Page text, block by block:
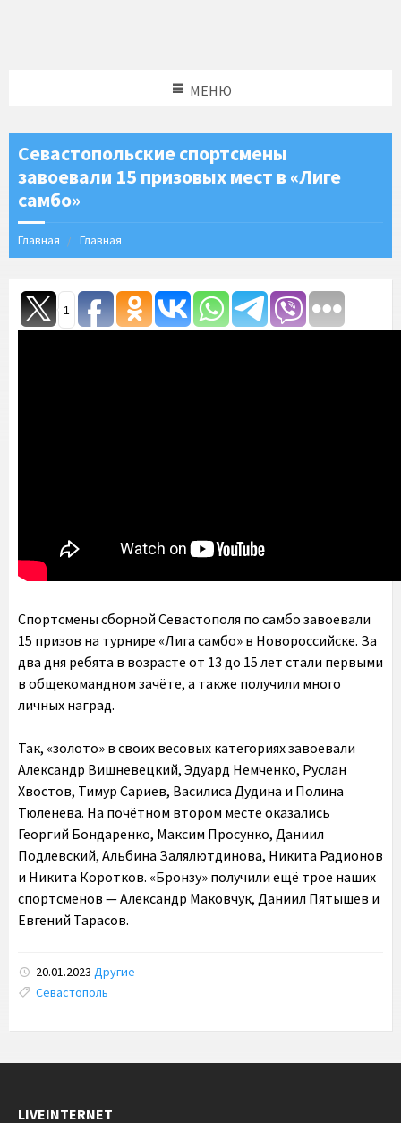
МЕНЮ
Севастопольские спортсмены
завоевали 15 призовых мест в «Лиге
самбо»
Главная Главная
1
Спортсмены сборной Севастополя по самбо завоевали
15 призов на турнире «Лига самбо» в Новороссийске. За
два дня ребята в возрасте от 13 до 15 лет стали первыми
в общекомандном зачёте, а также получили много
личных наград.
Так, «золото» в своих весовых категориях завоевали
Александр Вишневецкий, Эдуард Немченко, Руслан
Хвостов, Тимур Сариев, Василиса Дудина и Полина
Тюленева. На почётном втором месте оказались
Георгий Бондаренко, Максим Просунко, Даниил
Подлевский, Альбина Залялютдинова, Никита Радионов
и Никита Коротков. «Бронзу» получили ещё трое наших
спортсменов — Александр Маковчук, Даниил Пятышев и
Евгений Тарасов.
20.01.2023 Другие
Tags:
Севастополь
LIVEINTERNET